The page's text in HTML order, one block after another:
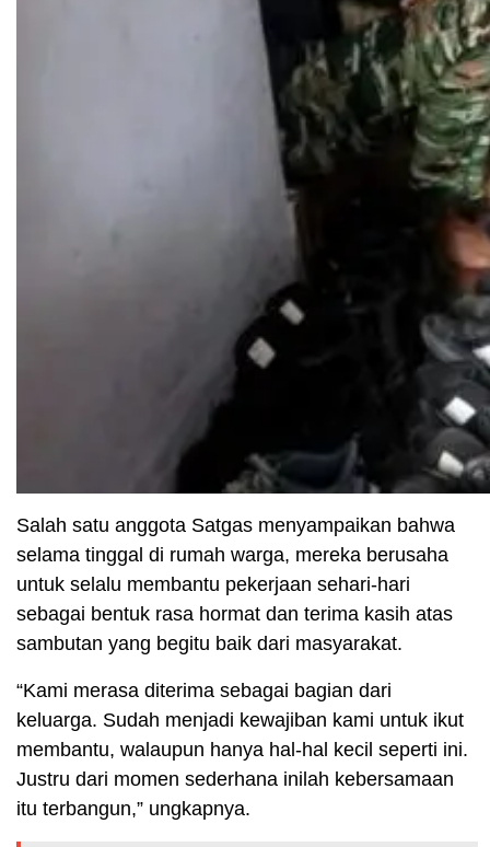
Salah satu anggota Satgas menyampaikan bahwa
selama tinggal di rumah warga, mereka berusaha
untuk selalu membantu pekerjaan sehari-hari
sebagai bentuk rasa hormat dan terima kasih atas
sambutan yang begitu baik dari masyarakat.
“Kami merasa diterima sebagai bagian dari
keluarga. Sudah menjadi kewajiban kami untuk ikut
membantu, walaupun hanya hal-hal kecil seperti ini.
Justru dari momen sederhana inilah kebersamaan
itu terbangun,” ungkapnya.